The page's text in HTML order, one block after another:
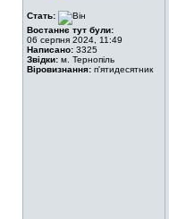
Стать:
Востаннє тут були:
06 серпня 2024, 11:49
Написано: 3325
Звідки: м. Тернопіль
Віровизнання: п'ятидесятник